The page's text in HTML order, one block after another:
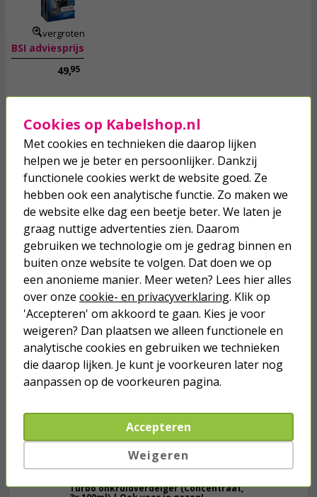
Je verwacht het niet
Turbo onkruidverdelger (Concentraat,
vergroten
BSI adviesprijs
49,95
Op voorraad
Elektrische muizenval | BSI (Adapter)
vergroten
30,95
incl. btw
BSI adviesprijs
39,95
Op voorraad Toevoegen
Cookies op Kabelshop.nl
Met cookies en technieken die daarop lijken
helpen we je beter en persoonlijker. Dankzij
functionele cookies werkt de website goed. Ze
hebben ook een analytische functie. Zo maken we
de website elke dag een beetje beter. We laten je
graag nuttige advertenties zien. Daarom
gebruiken we technologie om je gedrag binnen en
buiten onze website te volgen. Dat doen we op
een anonieme manier. Meer weten? Lees hier alles
over onze cookie- en privacyverklaring. Klik op
'Accepteren' om akkoord te gaan. Kies je voor
weigeren? Dan plaatsen we alleen functionele en
analytische cookies en gebruiken we technieken
die daarop lijken. Je kunt je voorkeuren later nog
aanpassen op de voorkeuren pagina.
Accepteren
Weigeren